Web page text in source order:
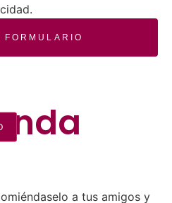
FORMULARIO
a tus amigos y